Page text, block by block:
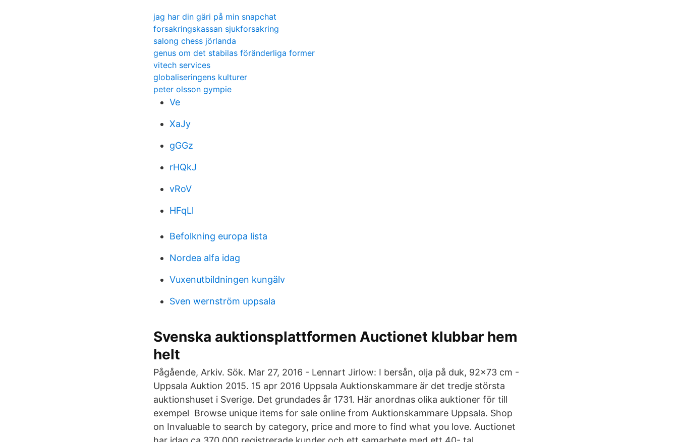
jag har din gäri på min snapchat
forsakringskassan sjukforsakring
salong chess jörlanda
genus om det stabilas föränderliga former
vitech services
globaliseringens kulturer
peter olsson gympie
Ve
XaJy
gGGz
rHQkJ
vRoV
HFqLl
Befolkning europa lista
Nordea alfa idag
Vuxenutbildningen kungälv
Sven wernström uppsala
Svenska auktionsplattformen Auctionet klubbar hem
helt
Pågående, Arkiv. Sök. Mar 27, 2016 - Lennart Jirlow: I bersån, olja på duk, 92x73 cm -
Uppsala Auktion 2015. 15 apr 2016 Uppsala Auktionskammare är det tredje största
auktionshuset i Sverige. Det grundades år 1731. Här anordnas olika auktioner för till
exempel Browse unique items for sale online from Auktionskammare Uppsala. Shop
on Invaluable to search by category, price and more to find what you love. Auctionet